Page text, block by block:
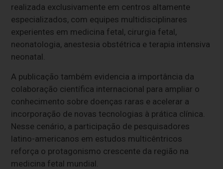
realizada exclusivamente em centros altamente
especializados, com equipes multidisciplinares
experientes em medicina fetal, cirurgia fetal,
neonatologia, anestesia obstétrica e terapia intensiva
neonatal.
A publicação também evidencia a importância da
colaboração científica internacional para ampliar o
conhecimento sobre doenças raras e acelerar a
incorporação de novas tecnologias à prática clínica.
Nesse cenário, a participação de pesquisadores
latino-americanos em estudos multicêntricos
reforça o protagonismo crescente da região na
medicina fetal mundial.